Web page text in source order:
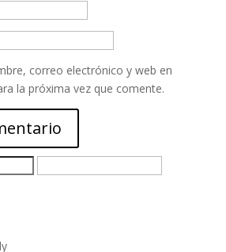
correo electrónico y web en
la próxima vez que comente.